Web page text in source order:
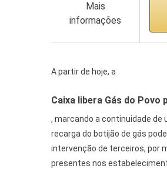
Mais
informações
A partir de hoje, a
Caixa libera Gás do Povo
, marcando a continuidade de
recarga do botijão de gás
intervenção de terceiros, por
presentes nos